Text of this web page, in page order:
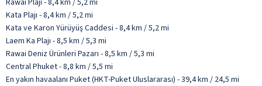
Kata Plajı - 8,4 km / 5,2 mi
Kata ve Karon Yürüyüş Caddesi - 8,4 km / 5,2 mi
Laem Ka Plajı - 8,5 km / 5,3 mi
Rawai Deniz Ürünleri Pazarı - 8,5 km / 5,3 mi
Central Phuket - 8,8 km / 5,5 mi
En yakın havaalanı Puket (HKT-Puket Uluslararası) - 39,4 km / 24,5 mi